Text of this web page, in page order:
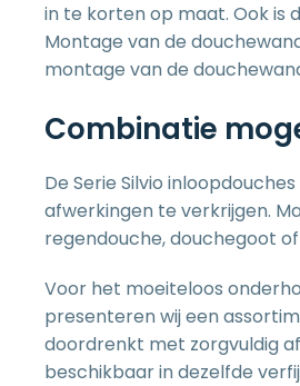
in te korten op maat. Ook is
Montage van de
montage van de
Combinatie
De Serie Silvio
afwerkingen te verkrijgen.
regendouche,douchegoot of
Voor het moeiteloos
presenteren wij een
doordrenkt met zorgvuldig
beschikbaar in dezelfde